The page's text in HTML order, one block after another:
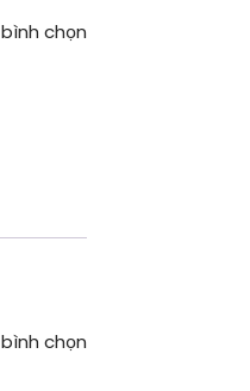
bình chọn
bình chọn